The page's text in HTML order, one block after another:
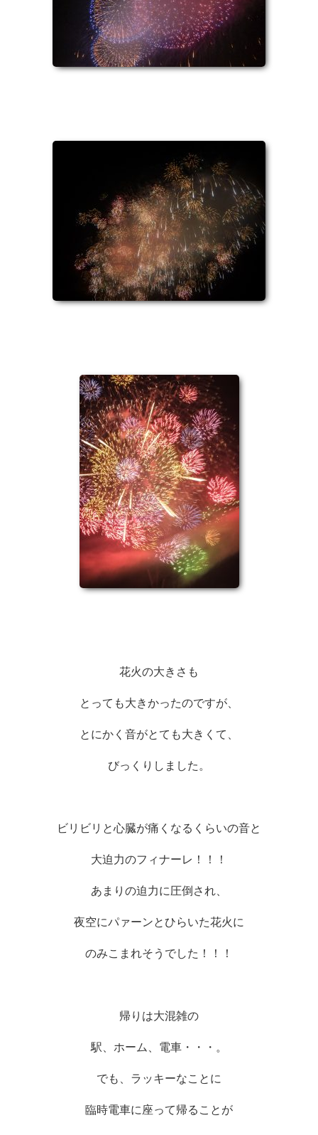
花火の大きさも
とっても大きかったのですが、
とにかく音がとても大きくて、
びっくりしました。
ビリビリと心臓が痛くなるくらいの音と
大迫力のフィナーレ！！！
あまりの迫力に圧倒され、
夜空にパァーンとひらいた花火に
のみこまれそうでした！！！
帰りは大混雑の
駅、ホーム、電車・・・。
でも、ラッキーなことに
臨時電車に座って帰ることが